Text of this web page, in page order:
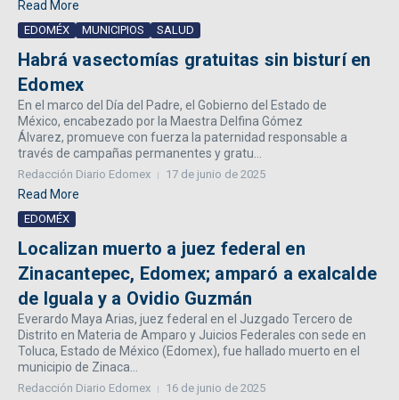
Read More
EDOMÉX MUNICIPIOS SALUD
Habrá vasectomías gratuitas sin bisturí en
Edomex
En el marco del Día del Padre, el Gobierno del Estado de
México, encabezado por la Maestra Delfina Gómez
Álvarez, promueve con fuerza la paternidad responsable a
través de campañas permanentes y gratu...
Redacción Diario Edomex 17 de junio de 2025
Read More
EDOMÉX
Localizan muerto a juez federal en
Zinacantepec, Edomex; amparó a exalcalde
de Iguala y a Ovidio Guzmán
Everardo Maya Arias, juez federal en el Juzgado Tercero de
Distrito en Materia de Amparo y Juicios Federales con sede en
Toluca, Estado de México (Edomex), fue hallado muerto en el
municipio de Zinaca...
Redacción Diario Edomex 16 de junio de 2025